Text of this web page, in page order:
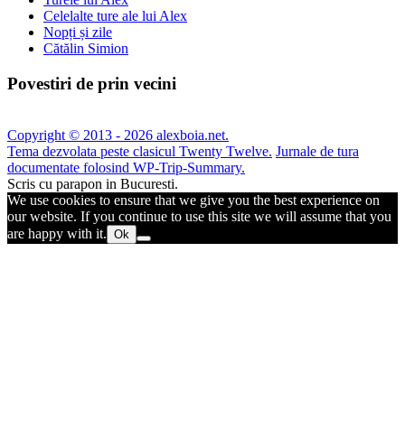
Celelalte ture ale lui Alex
Nopți și zile
Cătălin Simion
Povestiri de prin vecini
Copyright © 2013 - 2026 alexboia.net.
Tema dezvolata peste clasicul Twenty Twelve. Jurnale de tura
documentate folosind WP-Trip-Summary.
Scris cu parapon in Bucuresti.
We use cookies to ensure that we give you the best experience on
our website. If you continue to use this site we will assume that you
are happy with it. Ok